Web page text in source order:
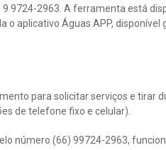
9724-2963. A ferramenta está
o aplicativo Águas APP,
para solicitar serviços e tirar
de telefone fixo e celular).
número (66) 99724-2963,